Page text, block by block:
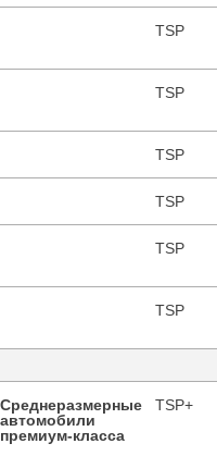
TSP
TSP
TSP
TSP
TSP
TSP
Среднеразмерные
автомобили
премиум-класса
TSP+